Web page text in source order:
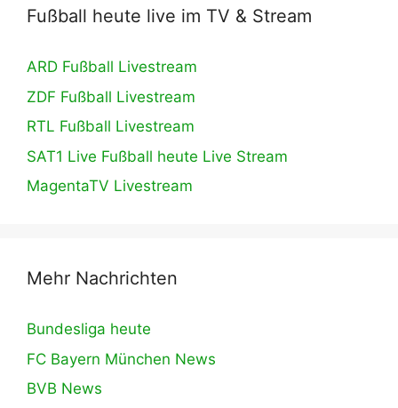
Fußball heute live im TV & Stream
ARD Fußball Livestream
ZDF Fußball Livestream
RTL Fußball Livestream
SAT1 Live Fußball heute Live Stream
MagentaTV Livestream
Mehr Nachrichten
Bundesliga heute
FC Bayern München News
BVB News